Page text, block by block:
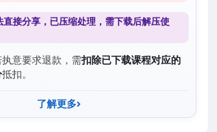
直接分享，已压缩处理，需下载后解压使
意要求退款，需扣除已下载课程对应的
抵扣。
了解更多